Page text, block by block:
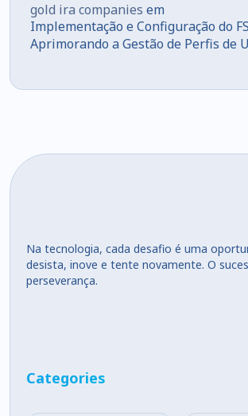
gold ira companies em
Implementação e Configuração do
Aprimorando a Gestão de Perfis de
Na tecnologia, cada desafio é uma
desista, inove e tente novamente. O
perseverança.
Categories